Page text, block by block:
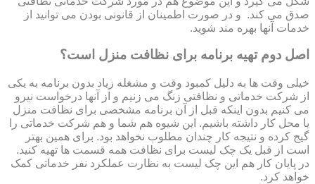
صدق می کند. و در صورت اطمینان از قانونی بودن می توانید از
خدمات آنها بهره مند شوید.
اصل دوم تهیه برنامه برای نظافت منزل است؟
خیلی وقت ها به دلیل کمبود وقت و مشغله زیاد بدون برنامه به یکی
از شرکت خدماتی و نظافتی زنگ می زنیم و از آنها درخواست نیرو
می کنیم بدون اینکه قبل از آن برنامه مشخصی برای نظافت منزل
یا محل کار داشته باشیم. این شیوه هم شما و هم شرکت خدماتی را
گیج کرده و نتیجه کار چندان مطلوب نخواهد بود. برای همین بهتر
است از قبل یک چک لیست برای نظافت همه قسمت ها تهیه کنید.
در پایان کار هم این چک لیست به نظارت عملکرد نفر خدماتی کمک
خواهد کرد.